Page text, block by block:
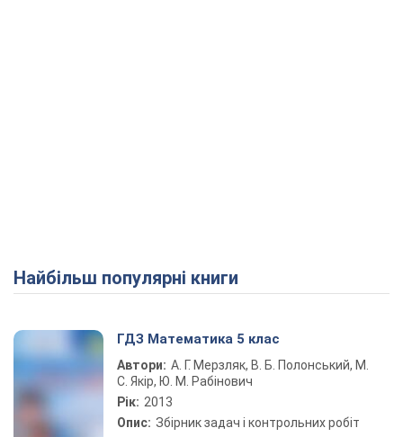
Найбільш популярні книги
ГДЗ Математика 5 клас
Автори: А. Г. Мерзляк, В. Б. Полонський, М.
С. Якір, Ю. М. Рабінович
Рік: 2013
Опис: Збірник задач і контрольних робіт